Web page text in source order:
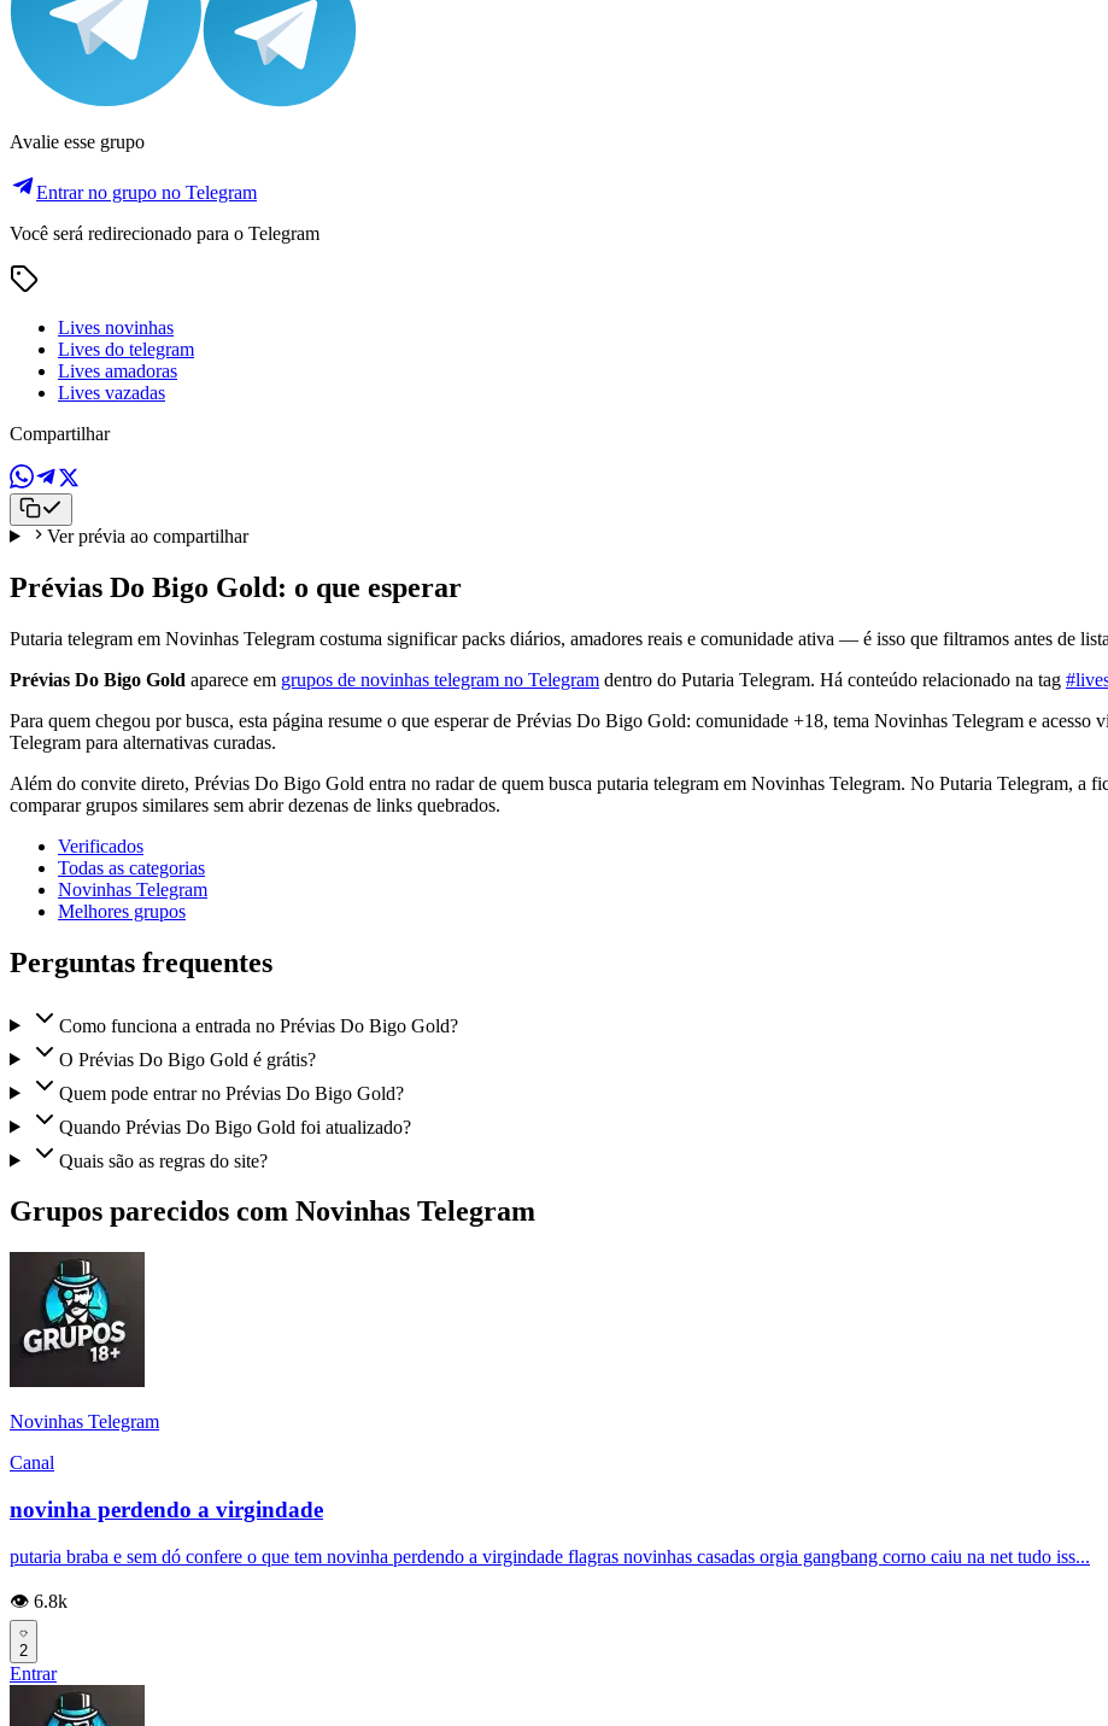
Avalie esse grupo
Entrar no grupo no Telegram
Você será redirecionado para o Telegram
Lives novinhas
Lives do telegram
Lives amadoras
Lives vazadas
Compartilhar
Ver prévia ao compartilhar
Prévias Do Bigo Gold: o que esperar
Putaria telegram em Novinhas Telegram costuma significar packs diários, amadores reais e comunidade ativa — é isso que filtramos antes de
Prévias Do Bigo Gold aparece em grupos de novinhas telegram no Telegram dentro do Putaria Telegram. Há conteúdo relacionado na tag
Para quem chegou por busca, esta página resume o que esperar de Prévias Do Bigo Gold: comunidade +18, tema Novinhas Telegram e acesso
Telegram para alternativas curadas.
Além do convite direto, Prévias Do Bigo Gold entra no radar de quem busca putaria telegram em Novinhas Telegram. No Putaria Telegram, a
comparar grupos similares sem abrir dezenas de links quebrados.
Verificados
Todas as categorias
Novinhas Telegram
Melhores grupos
Perguntas frequentes
Como funciona a entrada no Prévias Do Bigo Gold?
O Prévias Do Bigo Gold é grátis?
Quem pode entrar no Prévias Do Bigo Gold?
Quando Prévias Do Bigo Gold foi atualizado?
Quais são as regras do site?
Grupos parecidos com Novinhas Telegram
Novinhas Telegram
Canal
novinha perdendo a virgindade
putaria braba e sem dó confere o que tem novinha perdendo a virgindade flagras novinhas casadas orgia gangbang corno caiu na net tudo iss...
👁️ 6.8k
2
Entrar